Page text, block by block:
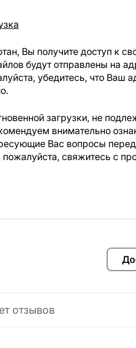
Вы получите доступ к
будут отправлены на
убедитесь, что Ваш
загрузки, не
внимательно
Вас вопросы
свяжитесь с
отзывов